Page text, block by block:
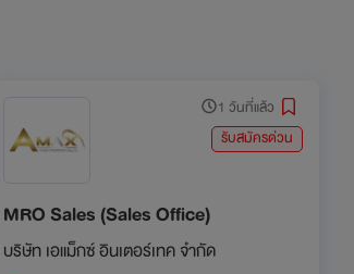
1 วันที่แล้ว
รับสมัครด่วน
MRO Sales (Sales Office)
บริษัท เอแม็กซ์ อินเตอร์เทค จำกัด